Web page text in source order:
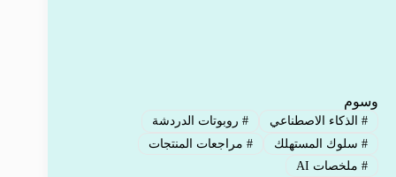
وسوم
#الذكاء الاصطناعي #روبوتات الدردشة
#سلوك المستهلك #مراجعات المنتجات
#ملخصات AI